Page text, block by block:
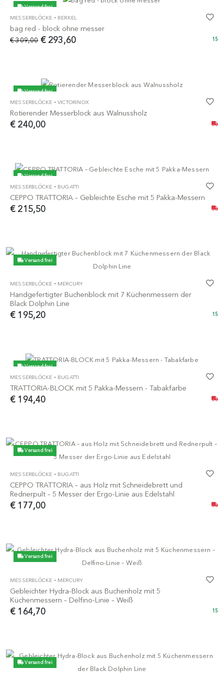
Versand frei
-5%
MESSERBLÖCKE - BERKEL
bag red - block ohne messer
€ 293,60
€ 309,00 15
Versand frei
MESSERBLÖCKE -VICTORINOX
Rotierender Messerblock aus Walnussholz
€ 240,00
Versand frei
MESSERBLÖCKE - BUGATTI
CEPPO TRATTORIA – Gebleichte Esche mit 5 Pakka-Messern
€ 215,50
Versand frei
MESSERBLÖCKE - MERCURY
Handgefertigter Buchenblock mit 7 Küchenmessern der
Black Dolphin Line
€ 195,20 15
Versand frei
MESSERBLÖCKE - BUGATTI
TRATTORIA-BLOCK mit 5 Pakka-Messern - Tabakfarbe
€ 194,40
Versand frei
MESSERBLÖCKE - BUGATTI
CEPPO TRATTORIA – aus Holz mit Schneidebrett und
Rednerpult – 5 Messer der Ergo-Linie aus Edelstahl
€ 177,00
Versand frei
MESSERBLÖCKE - MERCURY
Gebleichter Hydra-Block aus Buchenholz mit 5
Küchenmessern – Delfino-Linie – Weiß
€ 164,70 15
Versand frei